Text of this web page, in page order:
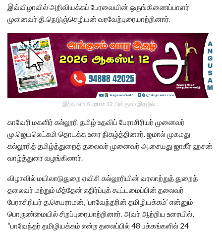
இவ்விழாவில் அறிவியக்கப் பேரவையின் ஒருங்கிணைப்பாளர்
முனைவர் தி.நெடுஞ்செழியன் வரவேற்புரையாற்றினார்.
இந்த வார August 12 அங்குசம் இதழில்…
காவேரி மகளிர் கல்லூரி தமிழ் உதவிப் பேராசிரியர் முனைவர்
மு.ஜெயலெட்சுமி தொடக்க உரை நிகழ்த்தினார். ஜமால் முகமது
கல்லூரித் தமிழ்த்துறைத் தலைவர் முனைவர் அ.சையது ஜாகீர் ஹசன்
வாழ்த்துரை வழங்கினார்.
விழாவில் மயிலாடுதுறை ஏவிசி கல்லூரியின் வரலாற்றுத் துறைத்
தலைவர் மற்றும் மீத்தேன் எதிர்ப்புக் கூட்டமைப்பின் தலைவர்
பேராசிரியர் த.செயராமன், ‘பாவேந்தரின் தமிழியக்கம்’ என்னும்
பொருண்மையில் சிறப்புரையாற்றினார். அவர் ஆற்றிய உரையில்,
“பாவேந்தர் தமிழியக்கம் என்ற தலைப்பில் 48 பக்கங்களில் 24